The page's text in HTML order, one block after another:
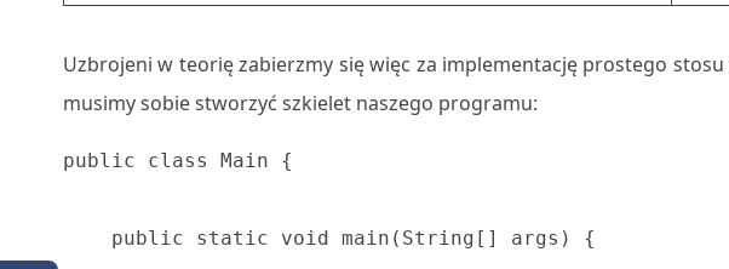
Uzbrojeni w teorię zabierzmy się więc za implementację prostego stosu
musimy sobie stworzyć szkielet naszego programu:
public class Main {
    public static void main(String[] args) {